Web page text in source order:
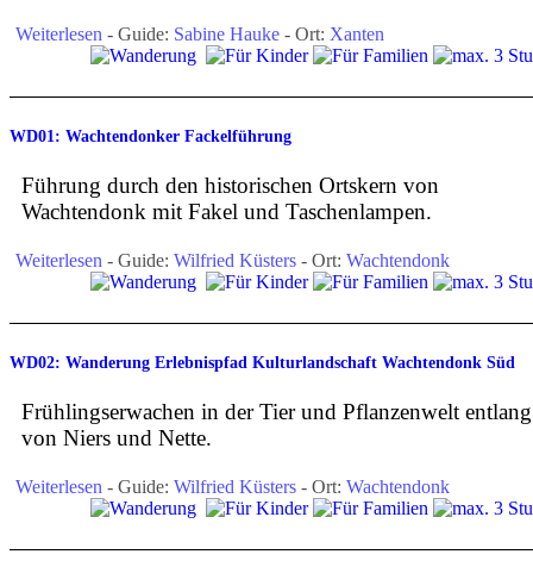
Weiterlesen - Guide: Sabine Hauke - Ort: Xanten
WD01: Wachtendonker Fackelführung
Führung durch den historischen Ortskern von
Wachtendonk mit Fakel und Taschenlampen.
Weiterlesen - Guide: Wilfried Küsters - Ort: Wachtendonk
WD02: Wanderung Erlebnispfad Kulturlandschaft Wachtendonk Süd
Frühlingserwachen in der Tier und Pflanzenwelt entlang
von Niers und Nette.
Weiterlesen - Guide: Wilfried Küsters - Ort: Wachtendonk